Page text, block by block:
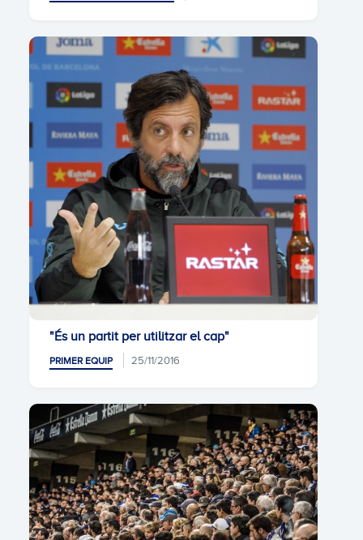
"És un partit per utilitzar el cap"
PRIMER EQUIP 25/11/2016